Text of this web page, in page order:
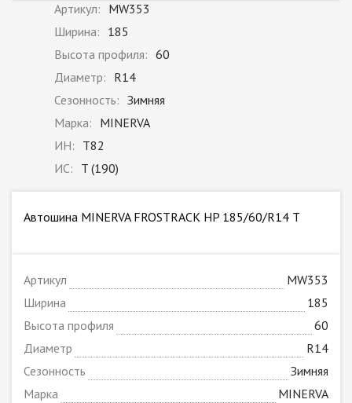
Артикул: MW353
Ширина: 185
Высота профиля: 60
Диаметр: R14
Сезонность: Зимняя
Марка: MINERVA
ИН: T82
ИС: T (190)
Автошина MINERVA FROSTRACK HP 185/60/R14 T
Артикул
MW353
Ширина
185
Высота профиля
60
Диаметр
R14
Сезонность
Зимняя
Марка
MINERVA